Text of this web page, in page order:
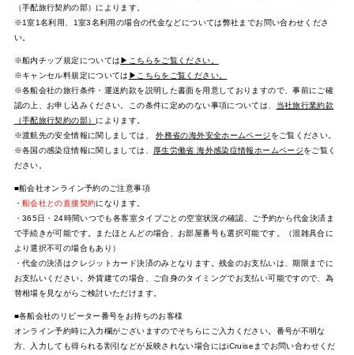
（手配旅行契約の部）によります。
※1室1名利用、1室3名利用の場合の代金などについては弊社までお問い合わせくださ
い。
※船内チップ規定については▶こちらをご覧ください。
※キャンセル料規定については ▶こちらをご覧ください。
※各船会社の旅行条件・運送約款を説明した書面を用意しておりますので、事前にご確
認の上、お申し込みください。この条件に定めのない事項については、
当社旅行業約款
（手配旅行契約の部） によります。
※渡航先の安全情報に関しましては、外務省の海外安全ホームページ をご覧ください。
※各国の感染症情報に関しましては、
厚生労働省 海外感染症情報ホームページをご覧く
ださい。
■船会社オンライン予約のご注意事項
・ 船会社との直接契約になります。
・365日・24時間いつでも各客室タイプごとの空室状況の確認、ご予約から代金決済ま
で手続きが可能です。またほとんどの場合、お部屋番号も選択可能です。（混雑具合に
より選択不可の場合もあり）
・代金の決済はクレジットカード決済のみとなります。残金のお支払いは、期限までに
お支払いください。外貨建ての場合、ご自身のタイミングでお支払い可能ですので、為
替相場を見ながらご検討いただけます。
■各船会社のリピーター番号をお持ちのお客様
オンライン予約時に入力欄がございますのでそちらにご入力ください。番号が不明な
方、入力しても得られる割引などが反映されない場合にはiCruiseまでお問い合わせくだ